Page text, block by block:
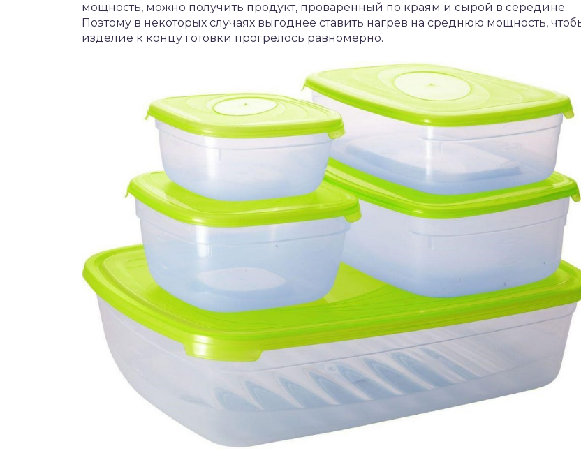
мощность, можно получить продукт, проваренный по краям и сырой в середине.
Поэтому в некоторых случаях выгоднее ставить нагрев на среднюю мощность,
изделие к концу готовки прогрелось равномерно.